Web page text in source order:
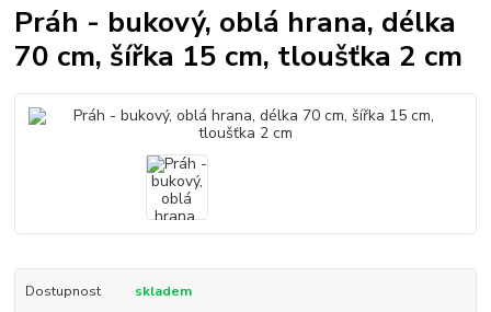
Práh - bukový, oblá hrana, délka
70 cm, šířka 15 cm, tloušťka 2 cm
Dostupnost skladem